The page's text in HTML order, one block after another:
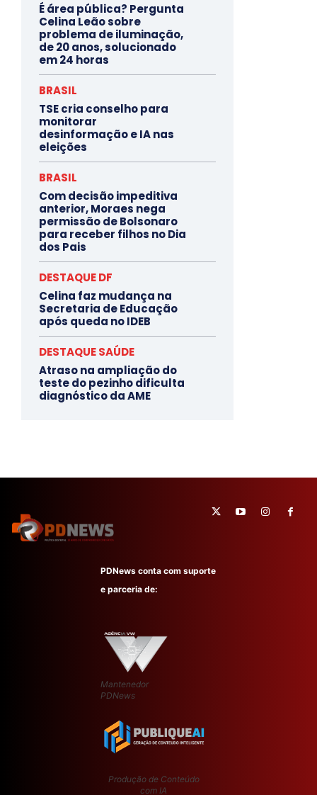
É área pública? Pergunta
Celina Leão sobre
problema de iluminação,
de 20 anos, solucionado
em 24 horas
BRASIL
TSE cria conselho para
monitorar
desinformação e IA nas
eleições
BRASIL
Com decisão impeditiva
anterior, Moraes nega
permissão de Bolsonaro
para receber filhos no Dia
dos Pais
DESTAQUE DF
Celina faz mudança na
Secretaria de Educação
após queda no IDEB
DESTAQUE SAÚDE
Atraso na ampliação do
teste do pezinho dificulta
diagnóstico da AME
PDNews conta com suporte
e parceria de:
Mantenedor
PDNews
Produção de Conteúdo
com IA